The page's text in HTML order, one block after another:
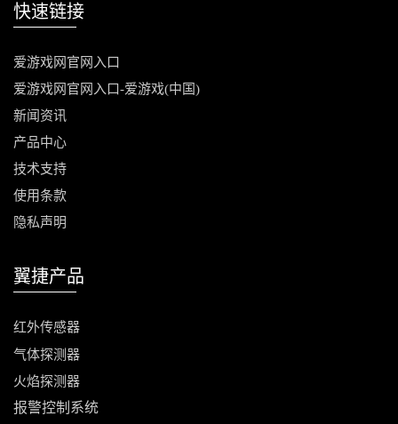
快速链接
爱游戏网官网入口
爱游戏网官网入口-爱游戏(中国)
新闻资讯
产品中心
技术支持
使用条款
隐私声明
翼捷产品
红外传感器
气体探测器
火焰探测器
报警控制 系统